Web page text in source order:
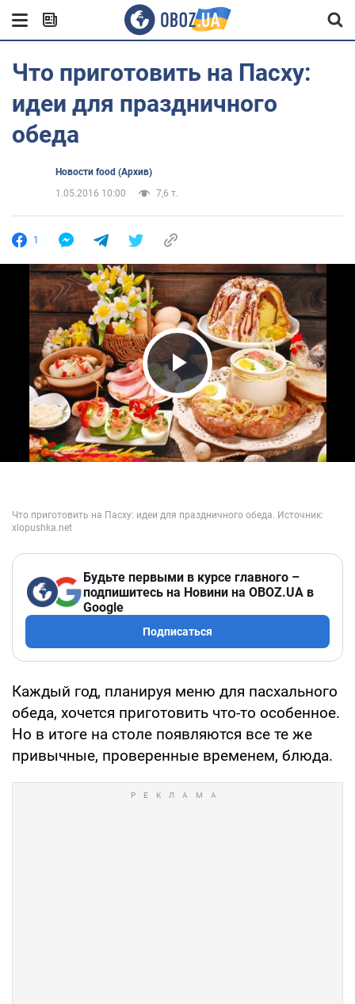
Что приготовить на Пасху:
идеи для праздничного
обеда
Новости food (Архив)
1.05.2016 10:00
7,6 т.
1
Play Video
Будьте первыми в курсе главного –
подпишитесь на Новини на OBOZ.UA в
Google
Подписаться
Каждый год, планируя меню для пасхального
обеда, хочется приготовить что-то особенное.
Но в итоге на столе появляются все те же
привычные, проверенные временем, блюда.